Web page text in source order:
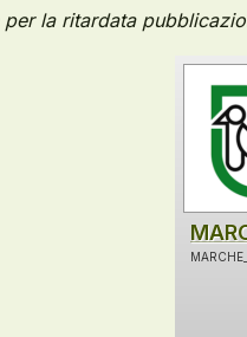
per la ritardata